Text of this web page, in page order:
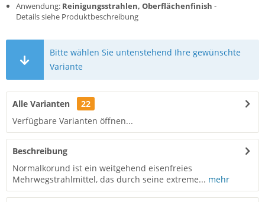
Anwendung: Reinigungsstrahlen, Oberflächenfinish -
Details siehe Produktbeschreibung
Bitte wählen Sie untenstehend Ihre gewünschte
Variante
Alle Varianten
22
Verfügbare Varianten öffnen...
Beschreibung
Normalkorund ist ein weitgehend eisenfreies
Mehrwegstrahlmittel, das durch seine extreme... mehr